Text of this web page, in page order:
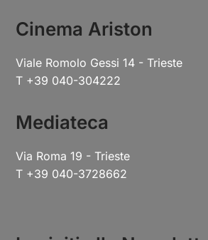
Cinema Ariston
Viale Romolo Gessi 14 - Trieste
T +39 040-304222
Mediateca
Via Roma 19 - Trieste
T +39 040-3728662